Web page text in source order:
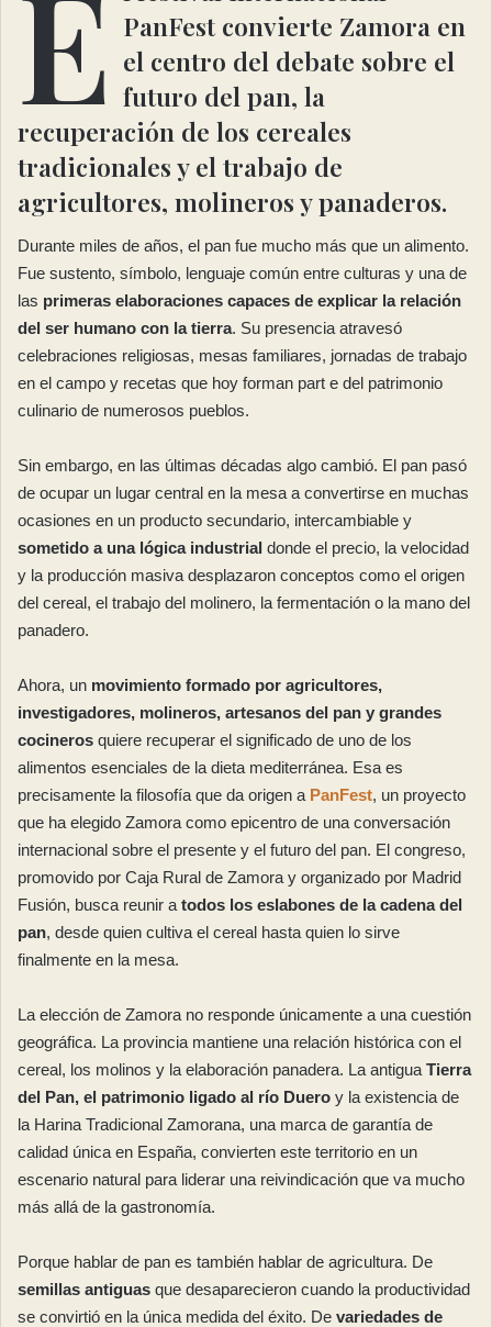
E PanFest convierte Zamora en
el centro del debate sobre el
futuro del pan, la
recuperación de los cereales
tradicionales y el trabajo de
agricultores, molineros y panaderos.
Durante miles de años, el pan fue mucho más que un alimento.
Fue sustento, símbolo, lenguaje común entre culturas y una de
las primeras elaboraciones capaces de explicar la relación
del ser humano con la tierra. Su presencia atravesó
celebraciones religiosas, mesas familiares, jornadas de trabajo
en el campo y recetas que hoy forman part e del patrimonio
culinario de numerosos pueblos.
Sin embargo, en las últimas décadas algo cambió. El pan pasó
de ocupar un lugar central en la mesa a convertirse en muchas
ocasiones en un producto secundario, intercambiable y
sometido a una lógica industrial donde el precio, la velocidad
y la producción masiva desplazaron conceptos como el origen
del cereal, el trabajo del molinero, la fermentación o la mano del
panadero.
Ahora, un movimiento formado por agricultores,
investigadores, molineros, artesanos del pan y grandes
cocineros quiere recuperar el significado de uno de los
alimentos esenciales de la dieta mediterránea. Esa es
precisamente la filosofía que da origen a PanFest, un proyecto
que ha elegido Zamora como epicentro de una conversación
internacional sobre el presente y el futuro del pan. El congreso,
promovido por Caja Rural de Zamora y organizado por Madrid
Fusión, busca reunir a todos los eslabones de la cadena del
pan, desde quien cultiva el cereal hasta quien lo sirve
finalmente en la mesa.
La elección de Zamora no responde únicamente a una cuestión
geográfica. La provincia mantiene una relación histórica con el
cereal, los molinos y la elaboración panadera. La antigua Tierra
del Pan, el patrimonio ligado al río Duero y la existencia de
la Harina Tradicional Zamorana, una marca de garantía de
calidad única en España, convierten este territorio en un
escenario natural para liderar una reivindicación que va mucho
más allá de la gastronomía.
Porque hablar de pan es también hablar de agricultura. De
semillas antiguas que desaparecieron cuando la productividad
se convirtió en la única medida del éxito. De variedades de